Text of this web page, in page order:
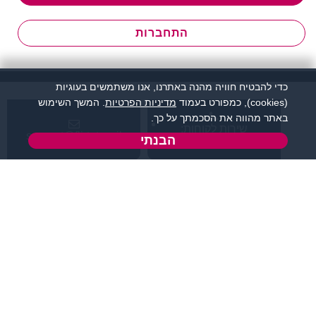
התחברות
support@flirtut.co.il
כדי להבטיח חוויה מהנה באתרנו, אנו משתמשים בעוגיות
(cookies), כמפורט בעמוד
מדיניות הפרטיות . המשך השימוש
באתר מהווה את הסכמתך על כך.
הבנתי